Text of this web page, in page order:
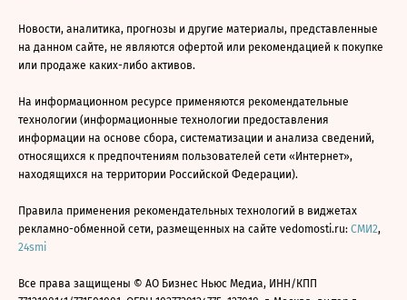
Новости, аналитика, прогнозы и другие материалы, представленные
на данном сайте, не являются офертой или рекомендацией к покупке
или продаже каких-либо активов.
На информационном ресурсе применяются рекомендательные
технологии (информационные технологии предоставления
информации на основе сбора, систематизации и анализа сведений,
относящихся к предпочтениям пользователей сети «Интернет»,
находящихся на территории Российской Федерации).
Правила применения рекомендательных технологий в виджетах
рекламно-обменной сети, размещенных на сайте vedomosti.ru: СМИ2,
24smi
Все права защищены © АО Бизнес Ньюс Медиа, ИНН/КПП